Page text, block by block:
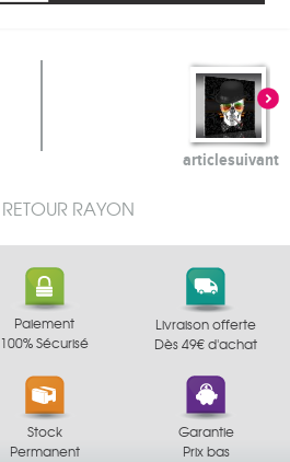
articlesuivant
RETOUR RAYON
Paiement
100% Sécurisé
Livraison offerte
Dès 49€ d'achat
Stock
Permanent
Garantie
Prix bas